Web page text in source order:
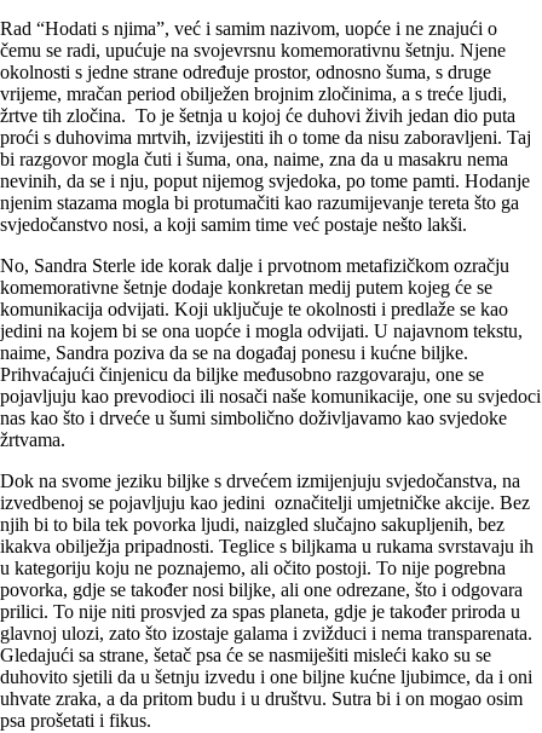
Rad “Hodati s njima”, već i samim nazivom, uopće i ne znajući o
čemu se radi, upućuje na svojevrsnu komemorativnu šetnju. Njene
okolnosti s jedne strane određuje prostor, odnosno šuma, s druge
vrijeme, mračan period obilježen brojnim zločinima, a s treće ljudi,
žrtve tih zločina. To je šetnja u kojoj će duhovi živih jedan dio puta
proći s duhovima mrtvih, izvijestiti ih o tome da nisu zaboravljeni. Taj
bi razgovor mogla čuti i šuma, ona, naime, zna da u masakru nema
nevinih, da se i nju, poput nijemog svjedoka, po tome pamti. Hodanje
njenim stazama mogla bi protumačiti kao razumijevanje tereta što ga
svjedočanstvo nosi, a koji samim time već postaje nešto lakši.
No, Sandra Sterle ide korak dalje i prvotnom metafizičkom ozračju
komemorativne šetnje dodaje konkretan medij putem kojeg će se
komunikacija odvijati. Koji uključuje te okolnosti i predlaže se kao
jedini na kojem bi se ona uopće i mogla odvijati. U najavnom tekstu,
naime, Sandra poziva da se na događaj ponesu i kućne biljke.
Prihvaćajući činjenicu da biljke međusobno razgovaraju, one se
pojavljuju kao prevodioci ili nosači naše komunikacije, one su svjedoci
nas kao što i drveće u šumi simbolično doživljavamo kao svjedoke
žrtvama.
Dok na svome jeziku biljke s drvećem izmijenjuju svjedočanstva, na
izvedbenoj se pojavljuju kao jedini označitelji umjetničke akcije. Bez
njih bi to bila tek povorka ljudi, naizgled slučajno sakupljenih, bez
ikakva obilježja pripadnosti. Teglice s biljkama u rukama svrstavaju ih
u kategoriju koju ne poznajemo, ali očito postoji. To nije pogrebna
povorka, gdje se također nosi biljke, ali one odrezane, što i odgovara
prilici. To nije niti prosvjed za spas planeta, gdje je također priroda u
glavnoj ulozi, zato što izostaje galama i zvižduci i nema transparenata.
Gledajući sa strane, šetač psa će se nasmiješiti misleći kako su se
duhovito sjetili da u šetnju izvedu i one biljne kućne ljubimce, da i oni
uhvate zraka, a da pritom budu i u društvu. Sutra bi i on mogao osim
psa prošetati i fikus.